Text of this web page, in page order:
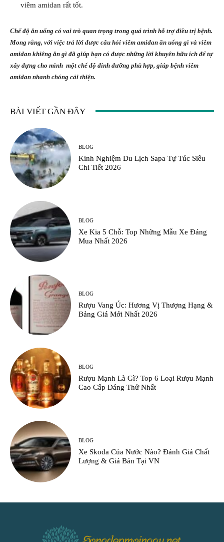
viêm amidan rất tốt.
Chế độ ăn uống có vai trò quan trọng trong quá trình hỗ trợ điều trị bệnh.
Mong rằng, với việc trả lời được câu hỏi viêm amidan ăn uống gì và viêm
amidan khiêng ăn gì đã giúp bạn có được những lời khuyên hữu ích để tự
xây dựng cho mình một chế độ dinh dưỡng phù hợp, giúp bệnh viêm
amidan nhanh chóng cải thiện.
BÀI VIẾT GẦN ĐÂY
BLOG
Kinh Nghiệm Du Lịch Sapa Tự Túc Siêu
Chi Tiết 2026
BLOG
Xe Kia 5 Chỗ: Top Những Mẫu Xe Đáng
Mua Nhất 2026
BLOG
Rượu Vang Úc: Hương Vị Thượng Hạng &
Bảng Giá Mới Nhất 2026
BLOG
Rượu Mạnh Là Gì? Top 6 Loại Rượu Mạnh
Cao Cấp Đáng Thử Nhất
BLOG
Xe Skoda Của Nước Nào? Đánh Giá Chất
Lượng & Giá Bán Tại VN